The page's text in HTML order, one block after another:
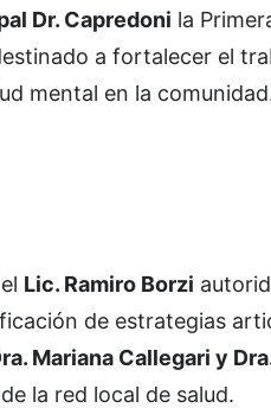
Dr. Capredoni la
a fortalecer el
mental en la
Lic. Ramiro Borzi
de estrategias
Mariana Callegari y
la red local de salud.